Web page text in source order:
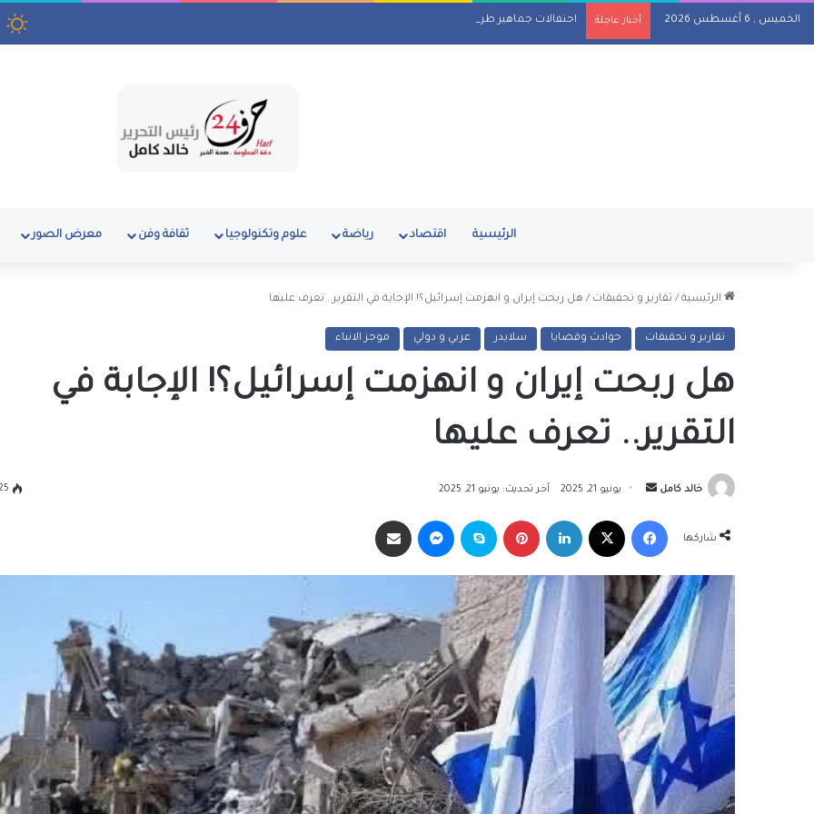
الخميس , 6 أغسطس 2026 أخبار عاجلة احتفالات جماهير طرابزون سبور بصفقة القرن محمد صلاح
الرئيسية اقتصاد رياضة علوم وتكنولوجيا ثقافة وفن معرض الصور
الرئيسية / تقارير و تحقيقات / هل ربحت إيران و انهزمت إسرائيل؟! الإجابة في التقرير.. تعرف عليها
تقارير و تحقيقات حوادث وقضايا سلايدر عربي و دولي موجز الانباء
هل ربحت إيران و انهزمت إسرائيل؟! الإجابة في
التقرير.. تعرف عليها
خالد كامل
أرسل
إلكترونيا
يونيو 21, 2025 آخر تحديث: يونيو 21, 2025
شاركها
فيسبوك لينكدإن بينتيريست سكايب ماسنجر